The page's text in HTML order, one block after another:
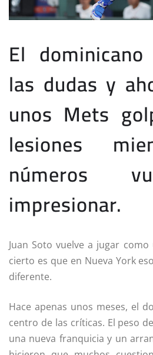
El
las dudas y
unos Mets
lesiones
números
impresionar.
Juan Soto vuelve a jugar
cierto es que en Nueva York
diferente.
Hace apenas unos meses, el
centro de las críticas. El peso
una nueva franquicia y un